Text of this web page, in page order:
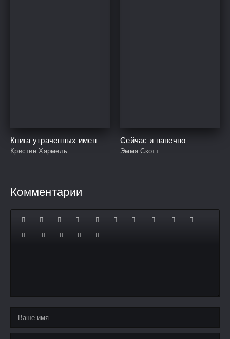
Книга утраченных имен
Кристин Хармель
Сейчас и навечно
Эмма Скотт
Комментарии